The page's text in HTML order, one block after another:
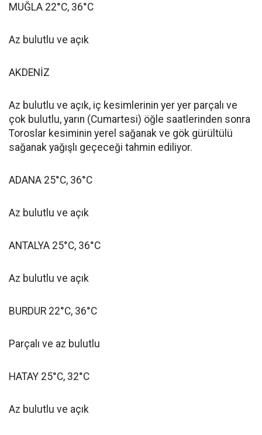
MUĞLA 22°C, 36°C
Az bulutlu ve açık
AKDENİZ
Az bulutlu ve açık, iç kesimlerinin yer yer parçalı ve
çok bulutlu, yarın (Cumartesi) öğle saatlerinden sonra
Toroslar kesiminin yerel sağanak ve gök gürültülü
sağanak yağışlı geçeceği tahmin ediliyor.
ADANA 25°C, 36°C
Az bulutlu ve açık
ANTALYA 25°C, 36°C
Az bulutlu ve açık
BURDUR 22°C, 36°C
Parçalı ve az bulutlu
HATAY 25°C, 32°C
Az bulutlu ve açık